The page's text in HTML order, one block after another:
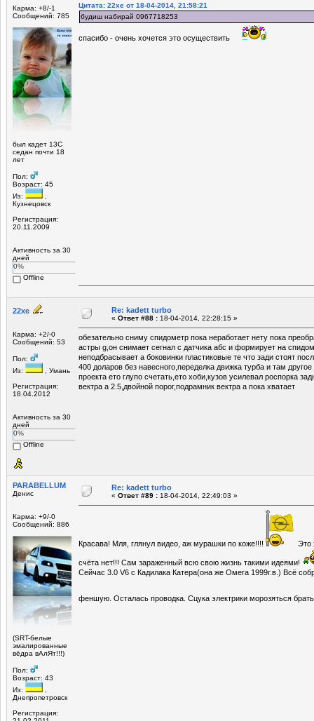
Карма: +8/-1
Сообщений: 785
был кадет 13С
седан почти 18
лет
Пол:
Возраст: 45
Из:
Кузнецовск
Регистрация:
20.11.2009
Активность за 30
дней
0%
Offline
Цитата: 22xe от 18-04-2014, 21:58:21
будиш набирай 0967718253
спасибо - очень хочется это осуществить
22xe
Карма: +2/-0
Сообщений: 53
Пол:
Из:
, Умань
Регистрация:
18.04.2012
Активность за 30
дней
0%
Offline
Re: kadett turbo
« Ответ #88 : 18-04-2014, 22:28:15 »
обезательно сниму спидометр пока неработает нету пока
астры g,он снимает сегнал с датчика абс и формирует на
неподбрасывает а боковинки пластиковые те что зади стоят
400 доларов без навесного,переделка движка турба и там
проекта ето глупо счетать,ето хоби,кузов усилевал роспорка
вектра а 2.5,двойной порог,подрамник вектра а пока хватает
PARABELLUM
Денис
Карма: +9/-0
Сообщений: 886
(SRT-белые
эмалированные
вёдра вАлЯт!!!)
Пол:
Возраст: 43
Из:
Днепропетровск
Регистрация:
Re: kadett turbo
« Ответ #89 : 18-04-2014, 22:49:03 »
Красава! Мля, глянул видео, аж мурашки по коже!!!! Это
счёта нет!!! Сам зараженный всю свою жизнь такими идеями!
Сейчас 3.0 V6 с Кадилака Катера(она же Омега 1999г.в.) Всё
феншую. Осталась проводка. Сцука электрики морозяться